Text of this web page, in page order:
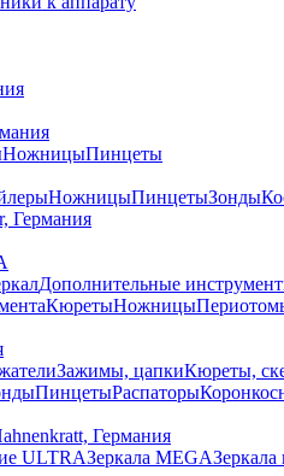
НожницыПинцеты
НожницыПинцетыЗонды
Германия
Дополнительные
КюретыНожницы
Зажимы, цапкиКюреты,
ПинцетыРаспаторы
Германия
ULTRAЗеркала MEGAЗеркала